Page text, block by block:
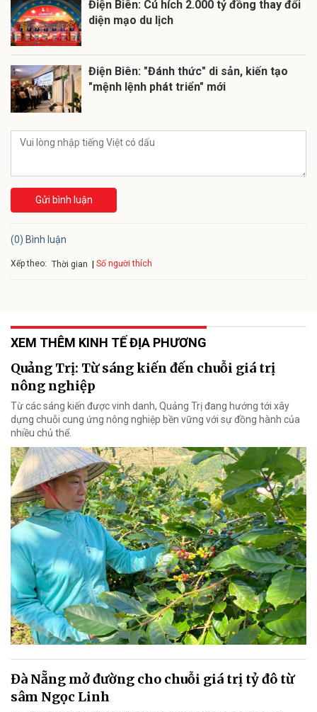
Điện Biên: Cú hích 2.000 tỷ đồng thay đổi
diện mạo du lịch
Điện Biên: "Đánh thức" di sản, kiến tạo
"mệnh lệnh phát triển" mới
Gửi bình luận
(0) Bình luận
Xếp theo: Thời gian Số người thích
XEM THÊM KINH TẾ ĐỊA PHƯƠNG
Quảng Trị: Từ sáng kiến đến chuỗi giá trị
nông nghiệp
Từ các sáng kiến được vinh danh, Quảng Trị đang hướng tới xây
dựng chuỗi cung ứng nông nghiệp bền vững với sự đồng hành của
nhiều chủ thể.
Đà Nẵng mở đường cho chuỗi giá trị tỷ đô từ
sâm Ngọc Linh